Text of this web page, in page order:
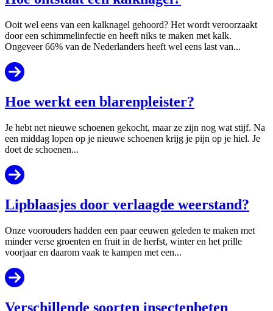
Ooit wel eens van een kalknagel gehoord? Het wordt veroorzaakt
door een schimmelinfectie en heeft niks te maken met kalk.
Ongeveer 66% van de Nederlanders heeft wel eens last van...
Hoe werkt een blarenpleister?
Je hebt net nieuwe schoenen gekocht, maar ze zijn nog wat stijf. Na
een middag lopen op je nieuwe schoenen krijg je pijn op je hiel. Je
doet de schoenen...
Lipblaasjes door verlaagde weerstand?
Onze voorouders hadden een paar eeuwen geleden te maken met
minder verse groenten en fruit in de herfst, winter en het prille
voorjaar en daarom vaak te kampen met een...
Verschillende soorten insectenbeten